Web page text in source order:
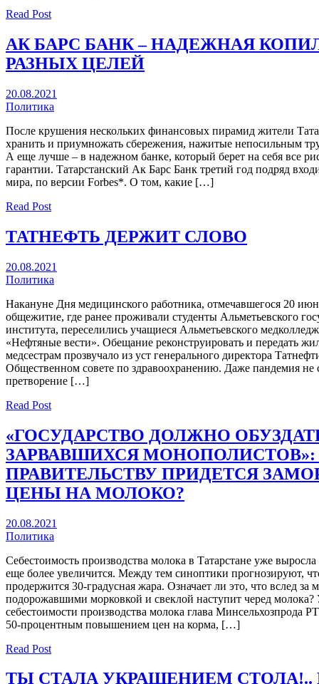
Read Post
АК БАРС БАНК – НАДЕЖНАЯ
РАЗНЫХ ЦЕЛЕЙ
20.08.2021
Политика
После крушения нескольких финансовых пирамид жители
хранить и приумножать сбережения, нажитые непосильным
А еще лучше – в надежном банке, который берет на себя все
гарантии. Татарстанский Ак Барс Банк третий год подряд
мира, по версии Forbes*. О том, какие […]
Read Post
ТАТНЕФТЬ ДЕРЖИТ СЛОВО
20.08.2021
Политика
Накануне Дня медицинского работника, отмечавшегося 20
общежитие, где ранее проживали студенты Альметьевского
института, переселились учащиеся Альметьевского
«Нефтяные вести». Обещание реконструировать и передать
медсестрам прозвучало из уст генерального директора
Общественном совете по здравоохранению. Даже пандемия не
претворение […]
Read Post
«ГОСУДАРСТВО ДОЛЖНО
ЗАРВАВШИХСЯ
ПРАВИТЕЛЬСТВУ ПРИДЕТСЯ
ЦЕНЫ НА МОЛОКО?
20.08.2021
Политика
Себестоимость производства молока в Татарстане уже
еще более увеличится. Между тем синоптики прогнозируют,
продержится 30-градусная жара. Означает ли это, что вслед за
подорожавшими морковкой и свеклой наступит черед
себестоимости производства молока глава Минсельхозпрода
50-процентным повышением цен на корма, […]
Read Post
ТЫ СТАЛА УКРАШЕНИЕМ СТОЛА!..